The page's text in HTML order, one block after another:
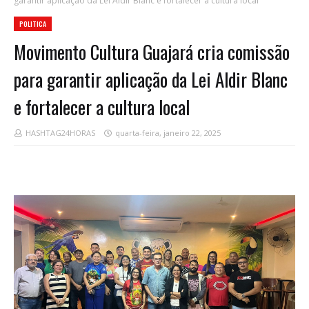
POLITICA
Movimento Cultura Guajará cria comissão
para garantir aplicação da Lei Aldir Blanc
e fortalecer a cultura local
HASHTAG24HORAS quarta-feira, janeiro 22, 2025